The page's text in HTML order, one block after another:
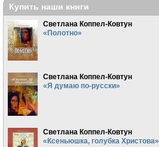
Купить наши книги
Светлана Коппел-Ковтун
«Полотно»
Светлана Коппел-Ковтун
«Я думаю по-русски»
Светлана Коппел-Ковтун
«Ксеньюшка, голубка Христова»